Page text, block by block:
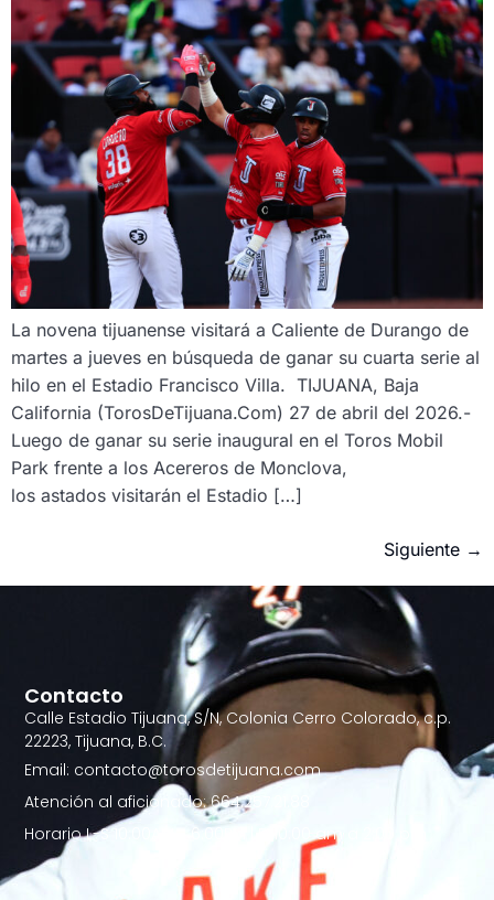
La novena tijuanense visitará a Caliente de Durango de
martes a jueves en búsqueda de ganar su cuarta serie al
hilo en el Estadio Francisco Villa. TIJUANA, Baja
California (TorosDeTijuana.Com) 27 de abril del 2026.-
Luego de ganar su serie inaugural en el Toros Mobil
Park frente a los Acereros de Monclova,
los astados visitarán el Estadio […]
Siguiente →
Contacto
Calle Estadio Tijuana, S/N, Colonia Cerro Colorado, c.p.
22223, Tijuana, B.C.
Email: contacto@torosdetijuana.com
Atención al aficionado: 664.257.21.88
Horario L-S 10:00AM - 6:00PM | D 10:00 am a 2:00 pm